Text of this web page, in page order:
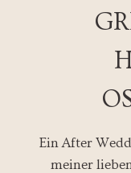
Ein After
meiner